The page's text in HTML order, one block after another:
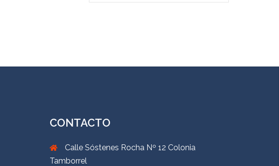
CONTACTO
Calle Sóstenes Rocha Nº 12 Colonia
Tamborrel